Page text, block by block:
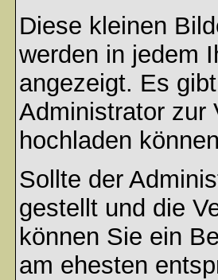
Diese kleinen
werden in jedem
angezeigt. Es
Administrator zur
hochladen
Sollte der
gestellt und die
können Sie ein
am ehesten